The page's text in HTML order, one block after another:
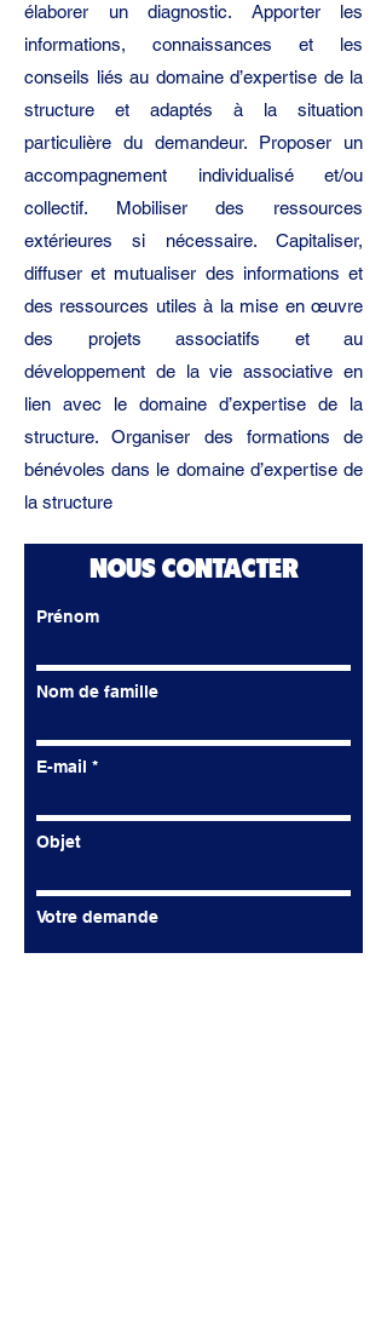
élaborer un diagnostic. Apporter les
informations, connaissances et les
conseils liés au domaine d’expertise de la
structure et adaptés à la situation
particulière du demandeur. Proposer un
accompagnement individualisé et/ou
collectif. Mobiliser des ressources
extérieures si nécessaire. Capitaliser,
diffuser et mutualiser des informations et
des ressources utiles à la mise en œuvre
des projets associatifs et au
développement de la vie associative en
lien avec le domaine d’expertise de la
structure. Organiser des formations de
bénévoles dans le domaine d’expertise de
la structure
NOUS CONTACTER
Prénom
Nom de famille
E-mail
Objet
Votre demande